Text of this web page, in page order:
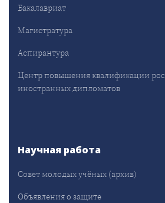
Бакалавриат
Магистратура
Аспирантура
Центр повышения квалификации
иностранных дипломатов
Научная работа
Совет молодых учёных (архив)
Объявления о защите